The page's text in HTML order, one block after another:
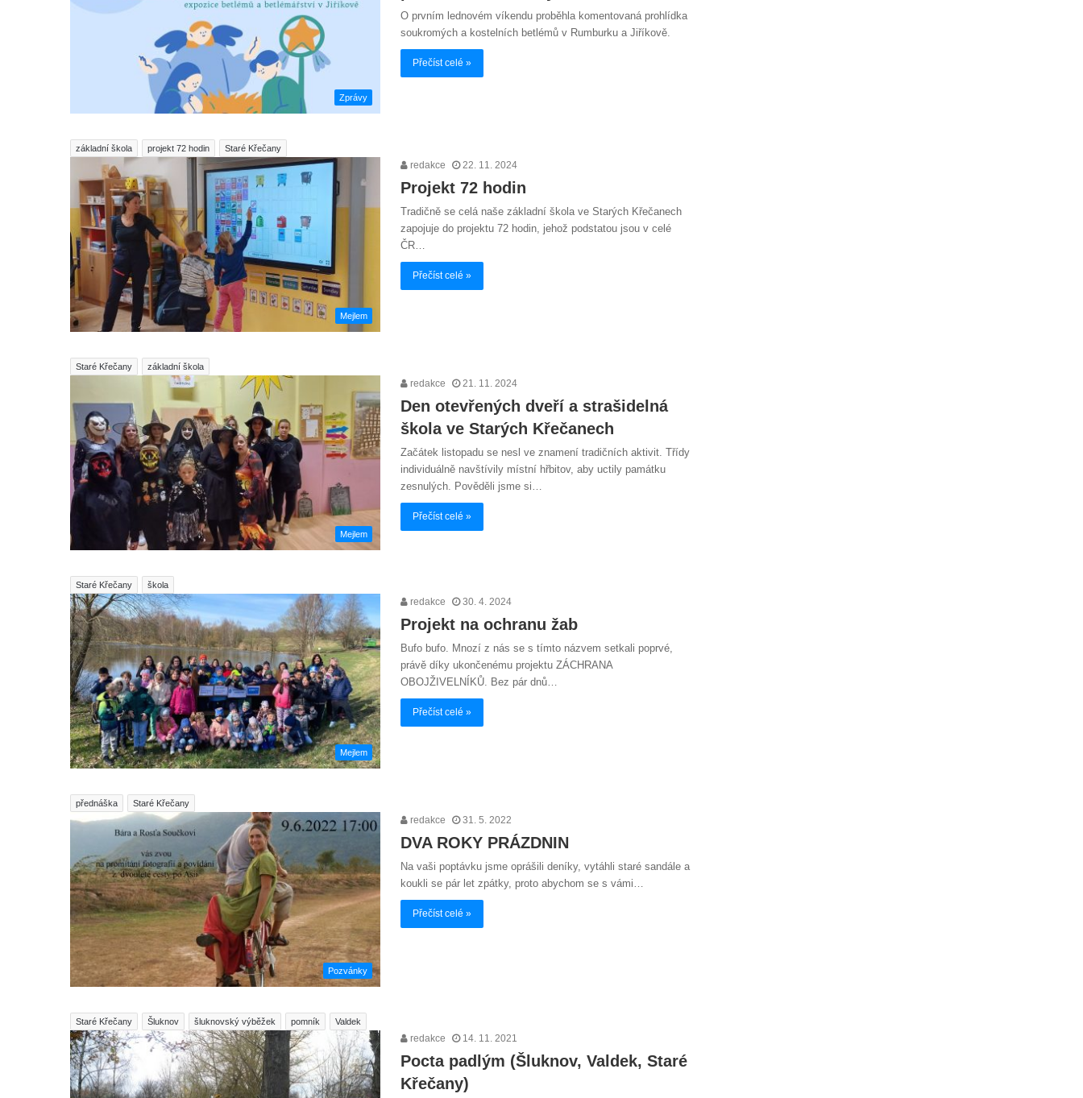
Zprávy
O prvním lednovém víkendu proběhla komentovaná prohlídka
soukromých a kostelních betlémů v Rumburku a Jiříkově.
Přečíst celé »
základní škola projekt 72 hodin Staré Křečany
Mejlem
redakce 22. 11. 2024
Projekt 72 hodin
Tradičně se celá naše základní škola ve Starých Křečanech
zapojuje do projektu 72 hodin, jehož podstatou jsou v celé
ČR…
Přečíst celé »
Staré Křečany základní škola
Mejlem
redakce 21. 11. 2024
Den otevřených dveří a strašidelná
škola ve Starých Křečanech
Začátek listopadu se nesl ve znamení tradičních aktivit. Třídy
individuálně navštívily místní hřbitov, aby uctily památku
zesnulých. Pověděli jsme si…
Přečíst celé »
Staré Křečany škola
Mejlem
redakce 30. 4. 2024
Projekt na ochranu žab
Bufo bufo. Mnozí z nás se s tímto názvem setkali poprvé,
právě díky ukončenému projektu ZÁCHRANA
OBOJŽIVELNÍKŮ. Bez pár dnů…
Přečíst celé »
přednáška Staré Křečany
Pozvánky
redakce 31. 5. 2022
DVA ROKY PRÁZDNIN
Na vaši poptávku jsme oprášili deníky, vytáhli staré sandále a
koukli se pár let zpátky, proto abychom se s vámi…
Přečíst celé »
Staré Křečany Šluknov šluknovský výběžek pomník Valdek
redakce 14. 11. 2021
Pocta padlým (Šluknov, Valdek, Staré
Křečany)